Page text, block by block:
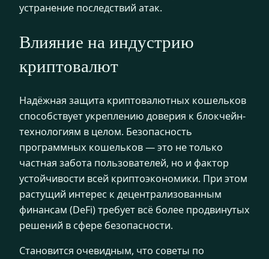
устранение последствий атак.
Влияние на индустрию
криптовалют
Надёжная защита криптовалютных кошельков
способствует укреплению доверия к блокчейн-
технологиям в целом. Безопасность
программных кошельков — это не только
частная забота пользователей, но и фактор
устойчивости всей криптоэкономики. При этом
растущий интерес к децентрализованным
финансам (DeFi) требует всё более продвинутых
решений в сфере безопасности.
Становится очевидным, что советы по